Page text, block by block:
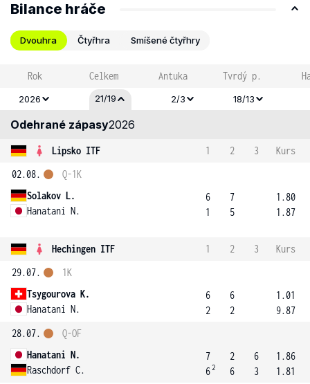
Bilance hráče
Dvouhra Čtyřhra Smíšené čtyřhry
Rok Celkem Antuka Tvrdý p.
2026 21/19 2/3 18/13
Odehrané zápasy2026
Lipsko ITF 1 2 3
Kurs
02.08.
Solakov L.
Hanatani N.
Q-1K
6
1
7
5
1.80
1.87
Hechingen ITF 1 2 3
Kurs
29.07.
Tsygourova K.
Hanatani N.
1K
6
2
6
2
1.01
9.87
28.07.
Hanatani N.
Raschdorf C.
Q-OF
7
62
2
6
6
3
1.86
1.81